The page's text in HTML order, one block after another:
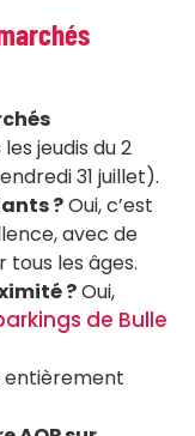
les jeudis du 2
31 juillet).
?Oui, c’est
avec de
les âges.
?Oui,
de Bulle
entièrement